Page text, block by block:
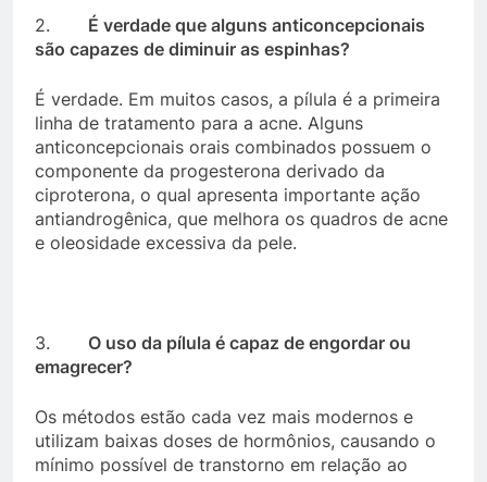
2. É verdade que alguns anticoncepcionais
são capazes de diminuir as espinhas?
É verdade. Em muitos casos, a pílula é a primeira
linha de tratamento para a acne. Alguns
anticoncepcionais orais combinados possuem o
componente da progesterona derivado da
ciproterona, o qual apresenta importante ação
antiandrogênica, que melhora os quadros de acne
e oleosidade excessiva da pele.
3. O uso da pílula é capaz de engordar ou
emagrecer?
Os métodos estão cada vez mais modernos e
utilizam baixas doses de hormônios, causando o
mínimo possível de transtorno em relação ao